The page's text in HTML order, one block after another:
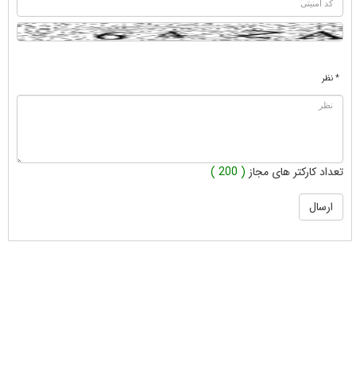
* نظر
تعداد کارکتر های مجاز ( 200 )